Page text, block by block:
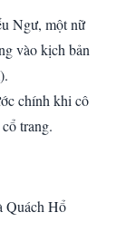
Ngư, một nữ
vào kịch bản
).
chính khi cô
trang.
Quách Hổ